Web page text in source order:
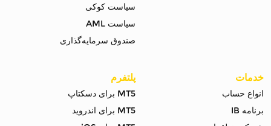
سیاست کوکی
سیاست AML
صندوق سرمایه‌گذاری
خدمات
انواع حساب
برنامه IB
پلتفرم
MT5 برای دسکتاپ
MT5 برای اندروید